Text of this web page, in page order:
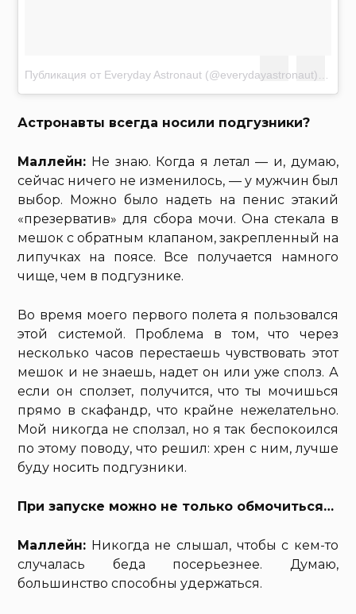
Публикация от Everyday Astronaut (@everydayastronaut)Авг 6
Астронавты всегда носили подгузники?
Маллейн: Не знаю. Когда я летал — и, думаю,
сейчас ничего не изменилось, — у мужчин был
выбор. Можно было надеть на пенис этакий
«презерватив» для сбора мочи. Она стекала в
мешок с обратным клапаном, закрепленный на
липучках на поясе. Все получается намного
чище, чем в подгузнике.
Во время моего первого полета я пользовался
этой системой. Проблема в том, что через
несколько часов перестаешь чувствовать этот
мешок и не знаешь, надет он или уже сполз. А
если он сползет, получится, что ты мочишься
прямо в скафандр, что крайне нежелательно.
Мой никогда не сползал, но я так беспокоился
по этому поводу, что решил: хрен с ним, лучше
буду носить подгузники.
При запуске можно не только обмочиться…
Маллейн: Никогда не слышал, чтобы с кем-то
случалась беда посерьезнее. Думаю,
большинство способны удержаться.